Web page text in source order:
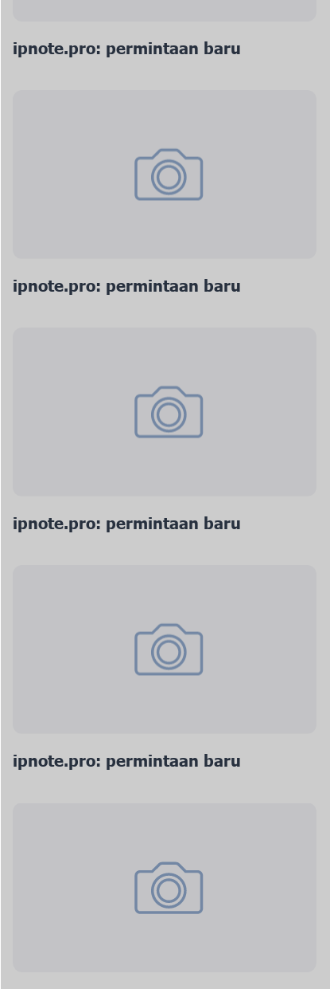
ipnote.pro: permintaan baru
ipnote.pro: permintaan baru
ipnote.pro: permintaan baru
ipnote.pro: permintaan baru